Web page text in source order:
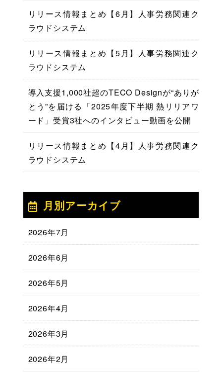
リリース情報まとめ【6月】人事労務関連ク
ラウドシステム
リリース情報まとめ【5月】人事労務関連ク
ラウドシステム
導入支援1,000社超のTECO Designが“ありが
とう”を届ける「2025年度下半期 熱リリアワ
ード」受賞3社へのインタビュー動画を公開
リリース情報まとめ【4月】人事労務関連ク
ラウドシステム
月別アーカイブ
2026年7月
2026年6月
2026年5月
2026年4月
2026年3月
2026年2月